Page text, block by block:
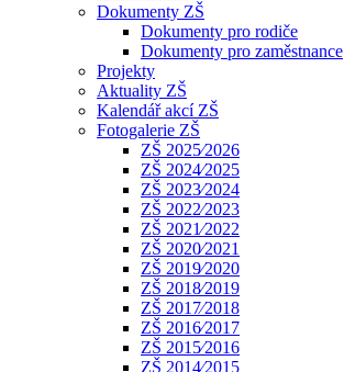
Dokumenty ZŠ
Dokumenty pro rodiče
Dokumenty pro zaměstnance
Projekty
Aktuality ZŠ
Kalendář akcí ZŠ
Fotogalerie ZŠ
ZŠ 2025⁄2026
ZŠ 2024⁄2025
ZŠ 2023⁄2024
ZŠ 2022⁄2023
ZŠ 2021⁄2022
ZŠ 2020⁄2021
ZŠ 2019⁄2020
ZŠ 2018⁄2019
ZŠ 2017⁄2018
ZŠ 2016⁄2017
ZŠ 2015⁄2016
ZŠ 2014⁄2015